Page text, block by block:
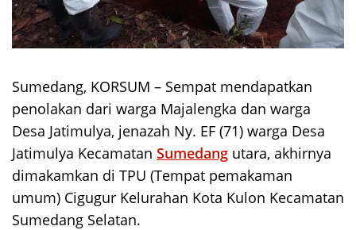
Sumedang, KORSUM – Sempat mendapatkan
penolakan dari warga Majalengka dan warga
Desa Jatimulya, jenazah Ny. EF (71) warga Desa
Jatimulya Kecamatan Sumedang utara, akhirnya
dimakamkan di TPU (Tempat pemakaman
umum) Cigugur Kelurahan Kota Kulon Kecamatan
Sumedang Selatan.